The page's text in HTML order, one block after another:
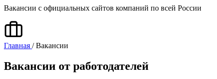
Вакансии с официальных сайтов компаний по всей России
Главная / Вакансии
Вакансии от работодателей